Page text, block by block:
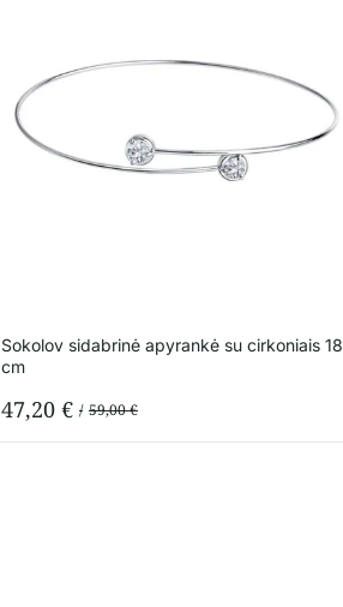
Sokolov sidabrinė apyrankė su cirkoniais 18
cm
59,00€
47,20 €